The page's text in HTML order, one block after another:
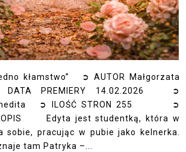
kłamstwo” ➲ AUTOR Małgorzata
PREMIERY 14.02.2026 ➲
Inedita ➲ ILOŚĆ STRON 255 ➲
Edyta jest studentką, która w
sobie, pracując w pubie jako kelnerka.
tam Patryka –...